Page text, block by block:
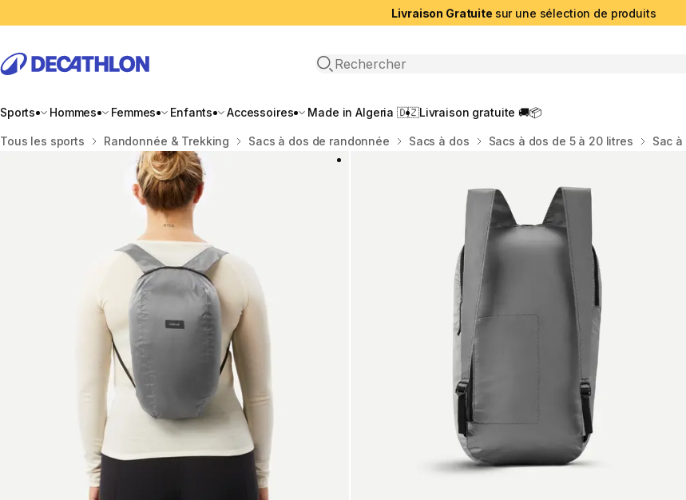
Livraison Gratuite sur une sélection de produits
Recherche ouverte
Sports Hommes Femmes Enfants Accessoires Made in Algeria 🇩🇿Livraison gratuite 🚚📦
Accueil
Tous les sports Randonnée & Trekking Sacs à dos de randonnée Sacs à dos Sacs à dos de 5 à 20 litres Sac